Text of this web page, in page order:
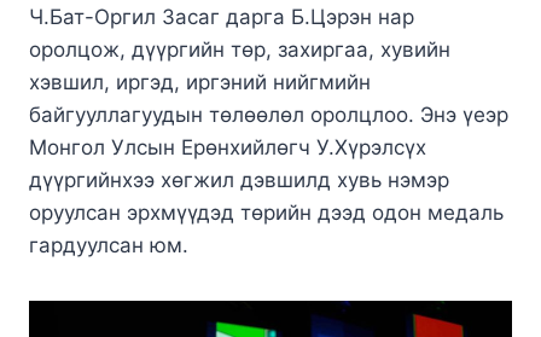
Ч.Бат-Оргил Засаг дарга Б.Цэрэн нар
оролцож, дүүргийн төр, захиргаа, хувийн
хэвшил, иргэд, иргэний нийгмийн
байгууллагуудын төлөөлөл оролцлоо. Энэ үеэр
Монгол Улсын Ерөнхийлөгч У.Хүрэлсүх
дүүргийнхээ хөгжил дэвшилд хувь нэмэр
оруулсан эрхмүүдэд төрийн дээд одон медаль
гардуулсан юм.